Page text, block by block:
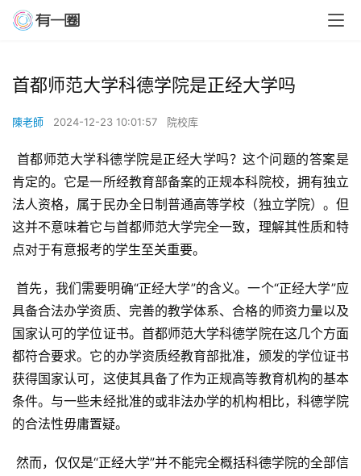
首都师范大学科德学院是正经大学吗
陳老師 2024-12-23 10:01:57 院校库
肯定的。它是一所经教育部备案的正规本科院校，拥有独立
法人资格，属于民办全日制普通高等学校（独立学院）。但
这并不意味着它与首都师范大学完全一致，理解其性质和特
点对于有意报考的学生至关重要。
首先，我们需要明确“正经大学”的含义。一个“正经大学”应
具备合法办学资质、完善的教学体系、合格的师资力量以及
国家认可的学位证书。首都师范大学科德学院在这几个方面
都符合要求。它的办学资质经教育部批准，颁发的学位证书
获得国家认可，这使其具备了作为正规高等教育机构的基本
条件。与一些未经批准的或非法办学的机构相比，科德学院
的合法性毋庸置疑。
然而，仅仅是“正经大学”并不能完全概括科德学院的全部信